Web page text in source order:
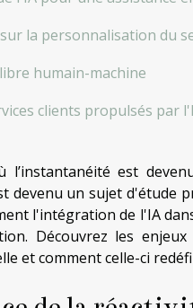
la personnalisation du
humain-machine
clients propulsés par
l’instantanéité est
devenu un sujet d'étude
l'intégration de l'IA
Découvrez les
et comment celle-ci